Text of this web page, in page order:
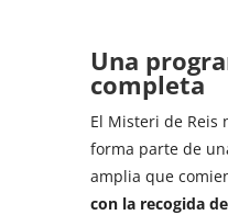
Una
completa
El Misteri de Reis
forma parte de
amplia que
con la recogida